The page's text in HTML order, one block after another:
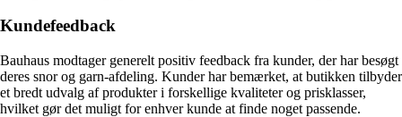
Kundefeedback
Bauhaus modtager generelt positiv feedback fra kunder, der har besøgt
deres snor og garn-afdeling. Kunder har bemærket, at butikken tilbyder
et bredt udvalg af produkter i forskellige kvaliteter og prisklasser,
hvilket gør det muligt for enhver kunde at finde noget passende.